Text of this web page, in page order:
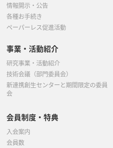
情報開示・公告
各種お手続き
ペーパーレス促進活動
事業・活動紹介
研究事業・活動紹介
技術会議（部門委員会）
新連携創生センターと期間限定の委員
会
会員制度・特典
入会案内
会員数